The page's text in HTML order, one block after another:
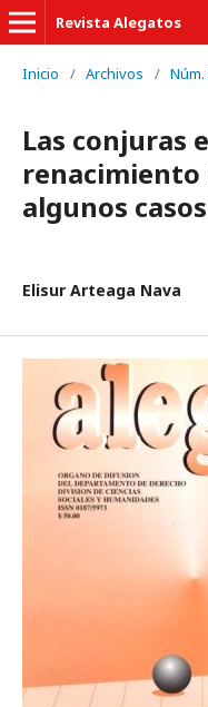
Revista Alegatos
Inicio / Archivos /
Las conjuras
renacimiento
algunos
Elisur Arteaga Nava